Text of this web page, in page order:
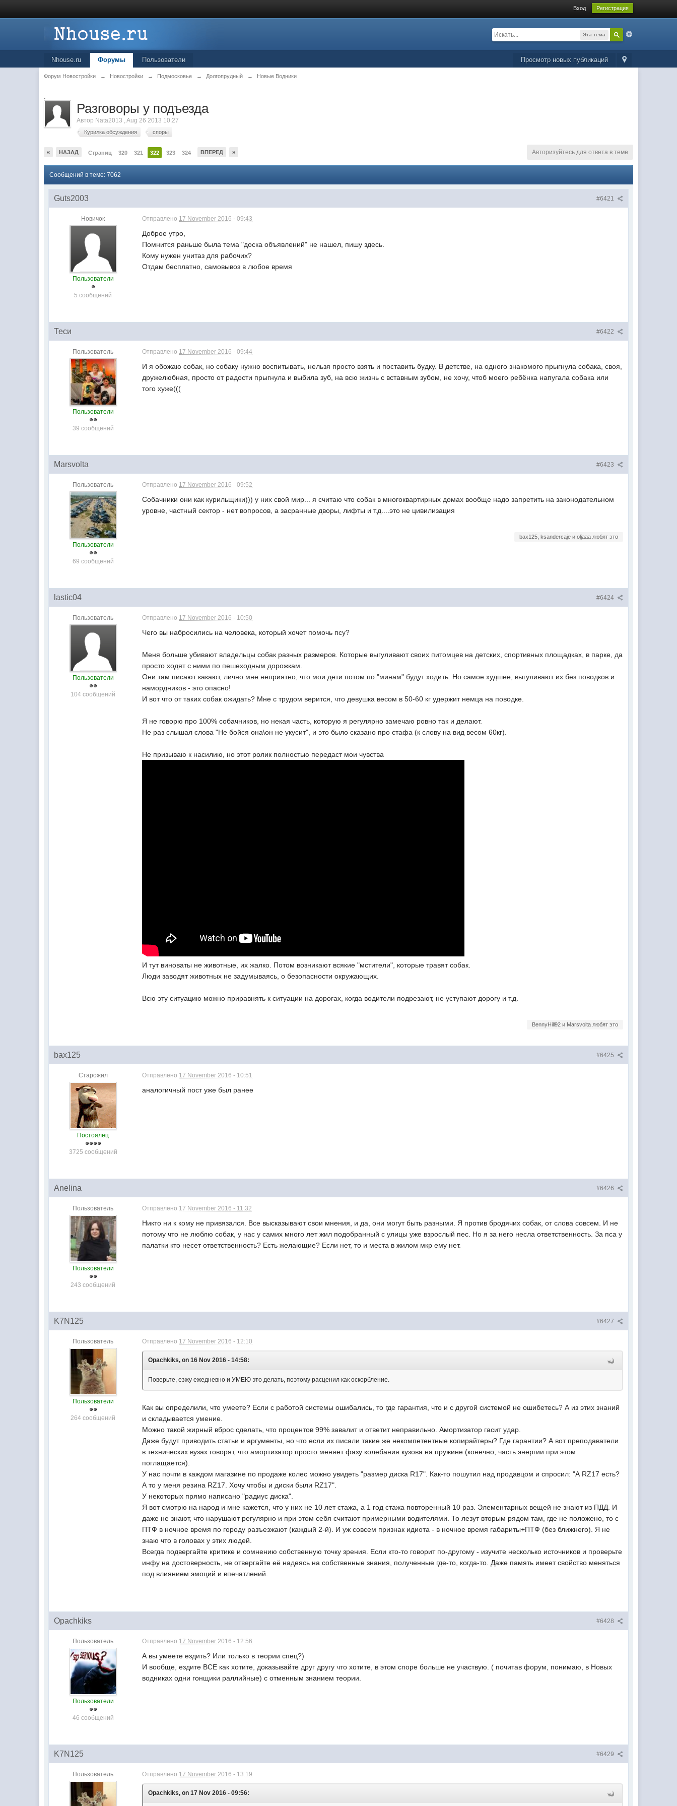
Вход Регистрация
Эта тема
Просмотр новых публикаций
Nhouse.ru Форумы Пользователи
Форум Новостройки → Новостройки → Подмосковье → Долгопрудный → Новые Водники
.
Разговоры у подъезда
Автор Nata2013 ,Aug 26 2013 10:27
Курилка обсуждения споры
« НАЗАД Страниц 320 321 322 323 324 ВПЕРЕД » Авторизуйтесь для ответа в теме
Сообщений в теме: 7062
#6421
Guts2003
Новичок
Пользователи
5 сообщений
Отправлено 17 November 2016 - 09:43
Доброе утро,
Помнится раньше была тема "доска объявлений" не нашел, пишу здесь.
Кому нужен унитаз для рабочих?
Отдам бесплатно, самовывоз в любое время
#6422
Теси
Пользователь
Пользователи
39 сообщений
Отправлено 17 November 2016 - 09:44
И я обожаю собак, но собаку нужно воспитывать, нельзя просто взять и поставить будку. В детстве, на одного знакомого прыгнула собака, своя,
дружелюбная, просто от радости прыгнула и выбила зуб, на всю жизнь с вставным зубом, не хочу, чтоб моего ребёнка напугала собака или
того хуже(((
#6423
Marsvolta
Пользователь
Пользователи
69 сообщений
Отправлено 17 November 2016 - 09:52
Собачники они как курильщики))) у них свой мир... я считаю что собак в многоквартирных домах вообще надо запретить на законодательном
уровне, частный сектор - нет вопросов, а засранные дворы, лифты и т.д....это не цивилизация
bax125, ksandercaje и oljaaa любят это
#6424
lastic04
Пользователь
Пользователи
104 сообщений
Отправлено 17 November 2016 - 10:50
Чего вы набросились на человека, который хочет помочь псу?
Меня больше убивают владельцы собак разных размеров. Которые выгуливают своих питомцев на детских, спортивных площадках, в парке, да
просто ходят с ними по пешеходным дорожкам.
Они там писают какают, лично мне неприятно, что мои дети потом по "минам" будут ходить. Но самое худшее, выгуливают их без поводков и
намордников - это опасно!
И вот что от таких собак ожидать? Мне с трудом верится, что девушка весом в 50-60 кг удержит немца на поводке.
Я не говорю про 100% собачников, но некая часть, которую я регулярно замечаю ровно так и делают.
Не раз слышал слова "Не бойся она\он не укусит", и это было сказано про стафа (к слову на вид весом 60кг).
Не призываю к насилию, но этот ролик полностью передаст мои чувства
И тут виноваты не животные, их жалко. Потом возникают всякие "мстители", которые травят собак.
Люди заводят животных не задумываясь, о безопасности окружающих.
Всю эту ситуацию можно приравнять к ситуации на дорогах, когда водители подрезают, не уступают дорогу и т.д.
BennyHill92 и Marsvolta любят это
#6425
bax125
Старожил
Постоялец
3725 сообщений
Отправлено 17 November 2016 - 10:51
аналогичный пост уже был ранее
#6426
Anelina
Пользователь
Пользователи
243 сообщений
Отправлено 17 November 2016 - 11:32
Никто ни к кому не привязался. Все высказывают свои мнения, и да, они могут быть разными. Я против бродячих собак, от слова совсем. И не
потому что не люблю собак, у нас у самих много лет жил подобранный с улицы уже взрослый пес. Но я за него несла ответственность. За пса у
палатки кто несет ответственность? Есть желающие? Если нет, то и места в жилом мкр ему нет.
#6427
K7N125
Пользователь
Пользователи
264 сообщений
Отправлено 17 November 2016 - 12:10
Opachkiks, on 16 Nov 2016 - 14:58:
Поверьте, езжу ежедневно и УМЕЮ это делать, поэтому расценил как оскорбление.
Как вы определили, что умеете? Если с работой системы ошибались, то где гарантия, что и с другой системой не ошибетесь? А из этих знаний
и складывается умение.
Можно такой жирный вброс сделать, что процентов 99% завалит и ответит неправильно. Амортизатор гасит удар.
Даже будут приводить статьи и аргументы, но что если их писали такие же некомпетентные копирайтеры? Где гарантии? А вот преподаватели
в технических вузах говорят, что амортизатор просто меняет фазу колебания кузова на пружине (конечно, часть энергии при этом
поглащается).
У нас почти в каждом магазине по продаже колес можно увидеть "размер диска R17". Как-то пошутил над продавцом и спросил: "А RZ17 есть?
А то у меня резина RZ17. Хочу чтобы и диски были RZ17".
У некоторых прямо написано "радиус диска".
Я вот смотрю на народ и мне кажется, что у них не 10 лет стажа, а 1 год стажа повторенный 10 раз. Элементарных вещей не знают из ПДД. И
даже не знают, что нарушают регулярно и при этом себя считают примерными водителями. То лезут вторым рядом там, где не положено, то с
ПТФ в ночное время по городу разъезжают (каждый 2-й). И уж совсем признак идиота - в ночное время габариты+ПТФ (без ближнего). Я не
знаю что в головах у этих людей.
Всегда подвергайте критике и сомнению собственную точку зрения. Если кто-то говорит по-другому - изучите несколько источников и проверьте
инфу на достоверность, не отвергайте её надеясь на собственные знания, полученные где-то, когда-то. Даже память имеет свойство меняться
под влиянием эмоций и впечатлений.
#6428
Opachkiks
Пользователь
Пользователи
46 сообщений
Отправлено 17 November 2016 - 12:56
А вы умеете ездить? Или только в теории спец?)
И вообще, ездите ВСЕ как хотите, доказывайте друг другу что хотите, в этом споре больше не участвую. ( почитав форум, понимаю, в Новых
водниках одни гонщики раллийные) с отменным знанием теории.
#6429
K7N125
Пользователь Отправлено 17 November 2016 - 13:19
Opachkiks, on 17 Nov 2016 - 09:56: